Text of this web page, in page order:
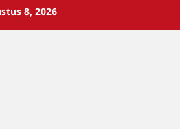
8, 2026